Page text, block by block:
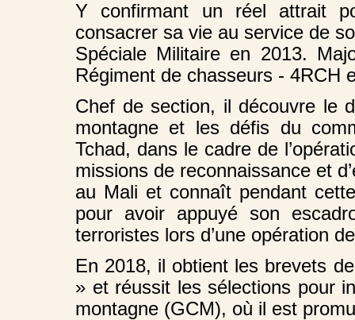
Y confirmant un réel attrait
consacrer sa vie au service de
Spéciale Militaire en 2013.
Régiment de chasseurs - 4RCH
Chef de section, il découvre le
montagne et les défis du
Tchad, dans le cadre de
missions de reconnaissance et
au Mali et connaît pendant
pour avoir appuyé son
terroristes lors d’une opération
En 2018, il obtient les brevets
» et réussit les sélections pour
montagne (GCM), où il est